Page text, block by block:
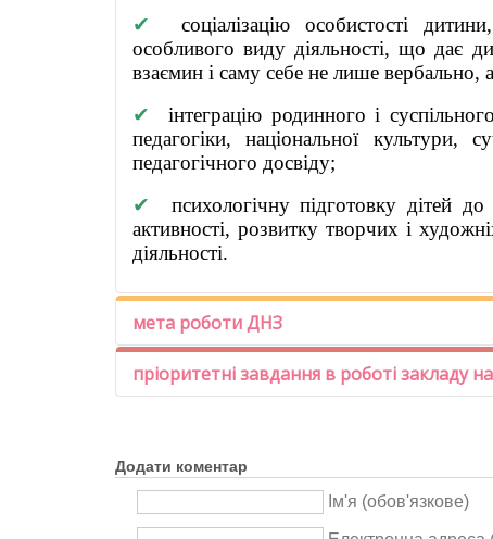
✔
соціалізацію особистості
особливого виду діяльності, що дає
взаємин і саму себе не лише
✔
інтеграцію родинного і
педагогіки, національної культури,
педагогічного досвіду;
✔
психологічну підготовку дітей
активності, розвитку творчих і
діяльності.
мета роботи ДНЗ
пріоритетні завдання в роботі закладу
Додати коментар
Ім'я (обов'язкове)